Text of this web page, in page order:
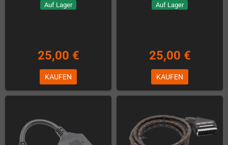
Auf Lager
25,00 €
KAUFEN
Auf Lager
25,00 €
KAUFEN